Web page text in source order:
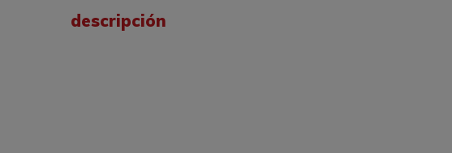
descripción